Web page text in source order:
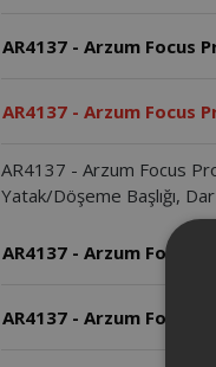
AR4137 - Arzum Focus
AR4137 - Arzum Focus
AR4137 - Arzum Focus
Yatak/Döşeme Başlığı,
AR4137 - Arzum Focus
AR4137 - Arzum Focus